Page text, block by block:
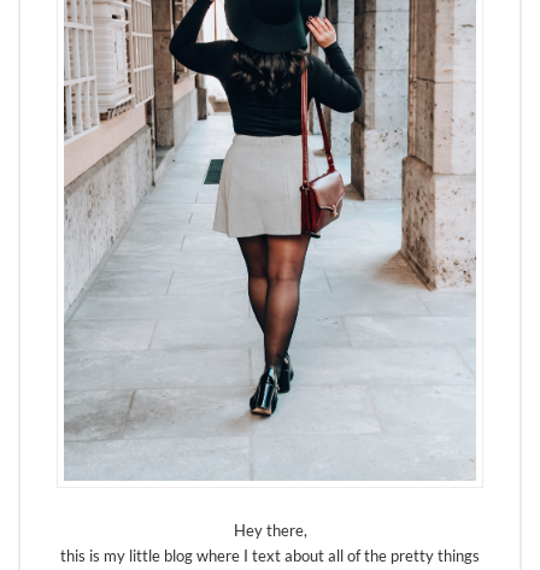
Hey there,
this is my little blog where I text about all of the pretty things